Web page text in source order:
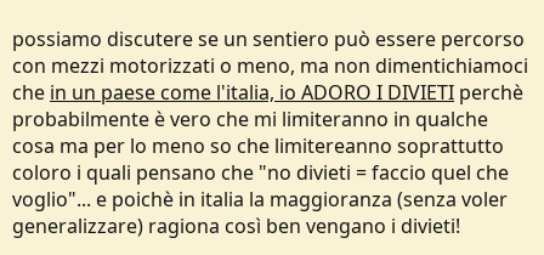
possiamo discutere se un sentiero può essere percorso
con mezzi motorizzati o meno, ma non dimentichiamoci
che in un paese come l'italia, io ADORO I DIVIETI perchè
probabilmente è vero che mi limiteranno in qualche
cosa ma per lo meno so che limitereanno soprattutto
coloro i quali pensano che "no divieti = faccio quel che
voglio"... e poichè in italia la maggioranza (senza voler
generalizzare) ragiona così ben vengano i divieti!